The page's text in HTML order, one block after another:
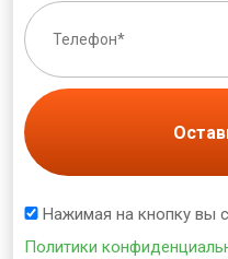
Нажимая на кнопку вы
Политики